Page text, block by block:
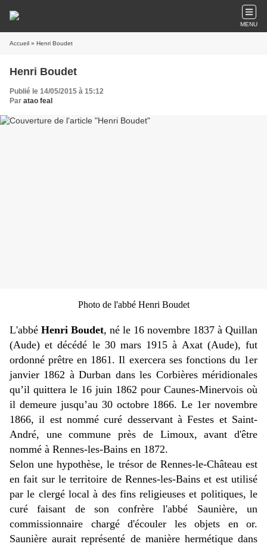
MENU
Accueil » Henri Boudet
Henri Boudet
Publié le 14/05/2015 à 15:12
Par atao feal
Photo de l'abbé Henri Boudet
L'abbé Henri Boudet, né le 16 novembre 1837 à Quillan
(Aude) et décédé le 30 mars 1915 à Axat (Aude), fut
ordonné prêtre en 1861. Il exercera ses fonctions du 1er
janvier 1862 à Durban dans les Corbières méridionales
qu’il quittera le 16 juin 1862 pour Caunes-Minervois où
il demeure jusqu’au 30 octobre 1866. Le 1er novembre
1866, il est nommé curé desservant à Festes et Saint-
André, une commune près de Limoux, avant d'être
nommé à Rennes-les-Bains en 1872.
Selon une hypothèse, le trésor de Rennes-le-Château est
en fait sur le territoire de Rennes-les-Bains et est utilisé
par le clergé local à des fins religieuses et politiques, le
curé faisant de son confrère l'abbé Saunière, un
commissionnaire chargé d'écouler les objets en or.
Saunière aurait représenté de manière hermétique dans